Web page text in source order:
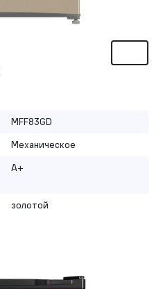
MFF83GD
Механическое
A+
золотой